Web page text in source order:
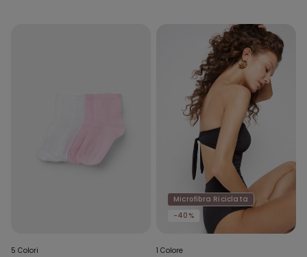
5 Colori
Microfibra Riciclata
-40%
1 Colore